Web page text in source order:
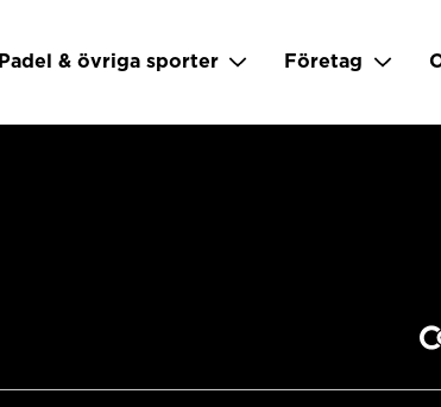
Padel & övriga sporter Företag